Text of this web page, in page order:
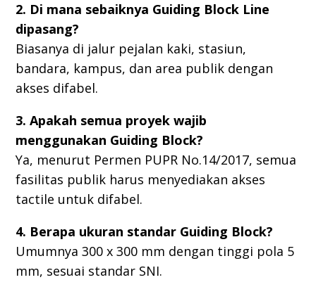
2. Di mana sebaiknya Guiding Block Line
dipasang?
Biasanya di jalur pejalan kaki, stasiun,
bandara, kampus, dan area publik dengan
akses difabel.
3. Apakah semua proyek wajib
menggunakan Guiding Block?
Ya, menurut Permen PUPR No.14/2017, semua
fasilitas publik harus menyediakan akses
tactile untuk difabel.
4. Berapa ukuran standar Guiding Block?
Umumnya 300 x 300 mm dengan tinggi pola 5
mm, sesuai standar SNI.